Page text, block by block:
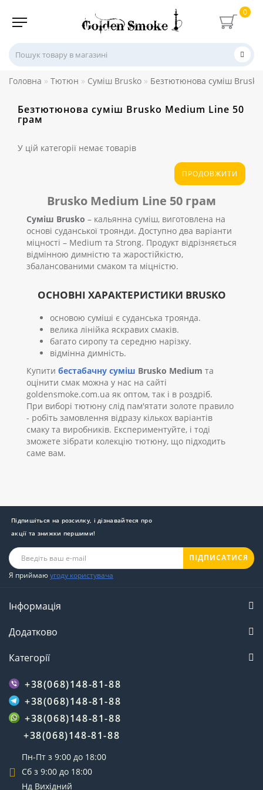
0
Головна Тютюн Суміш Brusko Безтютюнова суміш
Безтютюнова суміш Brusko Medium Line 50
грам
У цій категорії немає товарів
ПРОДОВЖИТИ
Brusko Medium Line 50 грам
Суміш Brusko – кальянна суміш, виготовлена ​​на
основі суданської троянди. Доступно два варіанти
міцності – Medium та Strong. Продукт відрізняється
відмінною димністю та жаростійкістю,
збалансованими смаком та міцністю.
ОСНОВНІ ХАРАКТЕРИСТИКИ BRUSKO
основою суміші є суданська троянда.
велика лінійка яскравих смаків.
багато сиропу та середню нарізку.
відмінна димність.
Купити бестабачну суміш Brusko Medium та
оцінити смак можна у нас на сайті
goldensmoke.com.ua як оптом, так і в роздріб.
При виборі тютюну слід пам'ятати золоте правило
- робіть замовлення відразу кількох варіантів
смаку та виробників. Експериментуйте, і тоді
зможете зібрати колекцію тютюну, що підходить
саме вам.
Підпишіться на розсилку, і дізнавайтеся про
акції та знижки першими!
ПІДПИСАТИСЯ
Я приймаюугоду користувача
Інформація
Додатково
Категорії
+38(068)148-81-88
+38(068)148-81-88
+38(068)148-81-88
+38(068)148-81-88
Пн-Пт з 9:00 до 18:00
Сб з 9:00 до 18:00
Нд Вихідний